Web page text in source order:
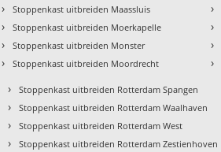
› Stoppenkast uitbreiden Maassluis
› Stoppenkast uitbreiden Moerkapelle
› Stoppenkast uitbreiden Monster
› Stoppenkast uitbreiden Moordrecht
›
›
›
›
› Stoppenkast uitbreiden Rotterdam Spangen
› Stoppenkast uitbreiden Rotterdam Waalhaven
› Stoppenkast uitbreiden Rotterdam West
› Stoppenkast uitbreiden Rotterdam Zestienhoven